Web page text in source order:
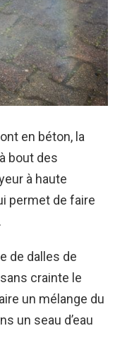
en béton, la
bout des
à haute
permet de faire
de dalles de
crainte le
un mélange du
un seau d’eau